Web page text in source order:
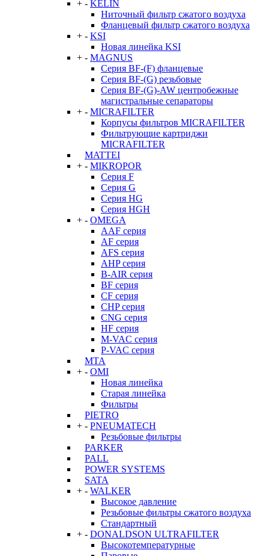
+ - KELIN
Ниточный фильтр сжатого воздуха
Фланцевый фильтр сжатого воздуха
+ - KSI
Новая линейка KSI
+ - MAGNUS
Серия BF-(F) фланцевые
Серия BF-(G) резьбовые
Серия BF-(G)-AW центробежные
магистральные сепараторы
+ - MICRAFILTER
Корпусы фильтров MICRAFILTER
Фильтрующие картриджи
MICRAFILTER
MATTEI
+ - MIKROPOR
Серия F
Серия G
Серия HG
Серия HGH
+ - OMEGA
AAF серия
AF серия
AFS серия
AHP серия
B-AIR серия
BF серия
CF серия
CHP серия
CNG серия
HF серия
M-VAC серия
P-VAC серия
MTA
+ - OMI
Новая линейка
Старая линейка
Фильтры
PIETRO
+ - PNEUMATECH
Резьбовые фильтры
PARKER
PALL
POWER SYSTEMS
SATA
+ - WALKER
Высокое давление
Резьбовые фильтры сжатого воздуха
Стандартный
+ - DONALDSON ULTRAFILTER
Высокотемпературные